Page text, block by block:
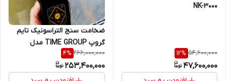
NK-3000
54,600,000
12%
47,600,000
ضخامت سنج التراسونیک تایم
گروپ TIME GROUP مدل
TIME®2190
266,000,000
4%
253,400,000